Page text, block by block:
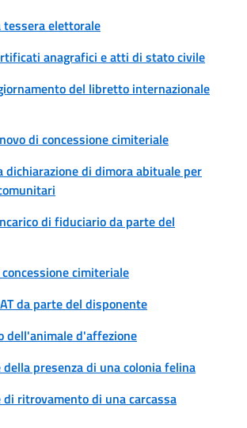
tessera elettorale
anagrafici e atti di stato civile
del libretto internazionale
di concessione cimiteriale
dichiarazione di dimora abituale per
di fiduciario da parte del
cimiteriale
da parte del disponente
dell'animale d'affezione
della presenza di una colonia felina
di ritrovamento di una carcassa